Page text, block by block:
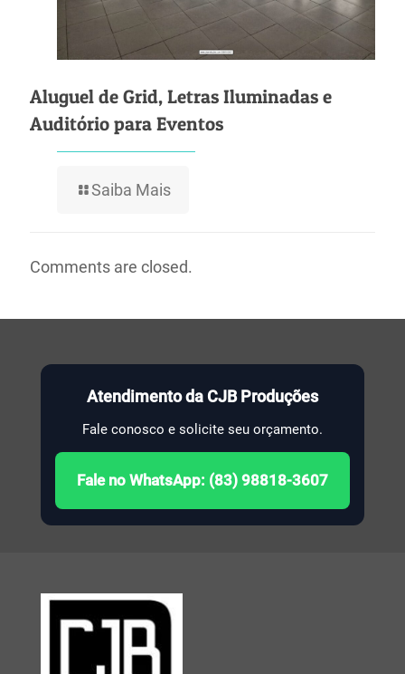
Aluguel de Grid, Letras Iluminadas e
Auditório para Eventos
Saiba Mais
Comments are closed.
Atendimento da CJB Produções
Fale conosco e solicite seu orçamento.
Fale no WhatsApp: (83) 98818-3607